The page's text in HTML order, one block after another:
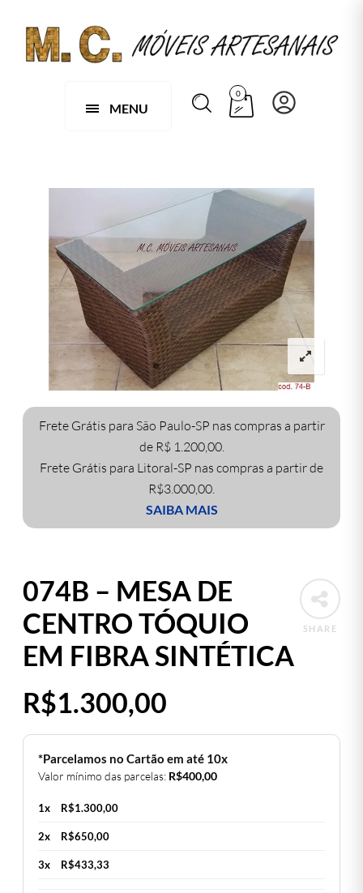
MENU
0
Frete Grátis para São Paulo-SP nas compras a partir
de R$ 1.200,00.
Frete Grátis para Litoral-SP nas compras a partir de
R$3.000,00.
SAIBA MAIS
SHARE
074B – MESA DE
CENTRO TÓQUIO
EM FIBRA SINTÉTICA
R$1.300,00
*Parcelamos no Cartão em até 10x
Valor mínimo das parcelas: R$400,00
1x R$1.300,00
2x R$650,00
3x R$433,33